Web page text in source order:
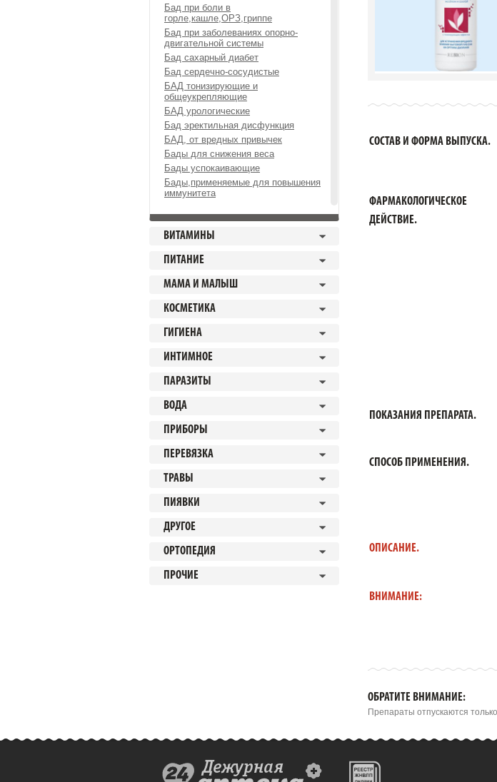
Бад при боли в
горле,кашле,ОРЗ,гриппе
Бад при заболеваниях опорно-
двигательной системы
Бад сахарный диабет
Бад сердечно-сосудистые
БАД тонизирующие и
общеукрепляющие
БАД урологические
Бад эректильная дисфункция
БАД, от вредных привычек
Бады для снижения веса
Бады успокаивающие
Бады,применяемые для повышения
иммунитета
ВИТАМИНЫ
ПИТАНИЕ
МАМА И МАЛЫШ
КОСМЕТИКА
ГИГИЕНА
ИНТИМНОЕ
ПАРАЗИТЫ
ВОДА
ПРИБОРЫ
ПЕРЕВЯЗКА
ТРАВЫ
ПИЯВКИ
ДРУГОЕ
ОРТОПЕДИЯ
ПРОЧИЕ
СОСТАВ И ФОРМА ВЫПУСКА.
ФАРМАКОЛОГИЧЕСКОЕ
ДЕЙСТВИЕ.
ПОКАЗАНИЯ ПРЕПАРАТА.
СПОСОБ ПРИМЕНЕНИЯ.
ОПИСАНИЕ.
ВНИМАНИЕ:
ОБРАТИТЕ ВНИМАНИЕ:
Препараты отпускаются